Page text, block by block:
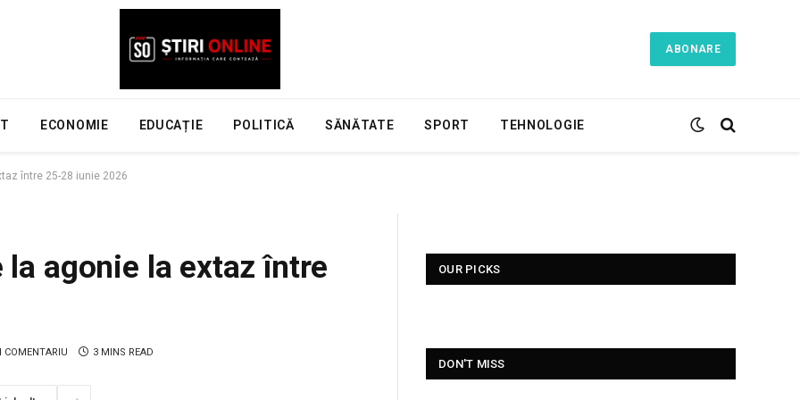
ABONARE
ECONOMIE EDUCAȚIE POLITICĂ SĂNĂTATE SPORT TEHNOLOGIE
între 25-28 iunie 2026
agonie la extaz între
COMENTARIU 3 MINS READ
OUR PICKS
DON'T MISS